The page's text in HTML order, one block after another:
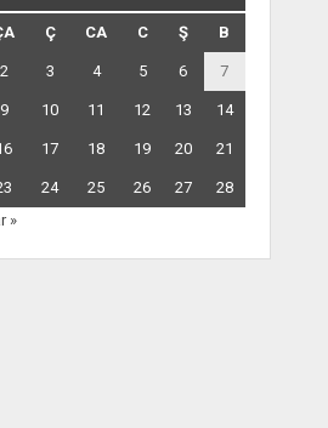
Ç CA C Ş B
2 3 4 5 6 7
9 10 11 12 13 14
17 18 19 20 21
24 25 26 27
28
»